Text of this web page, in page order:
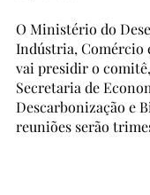
O Ministério do
Indústria, Comércio
vai presidir o
Secretaria de
Descarbonização e
reuniões serão